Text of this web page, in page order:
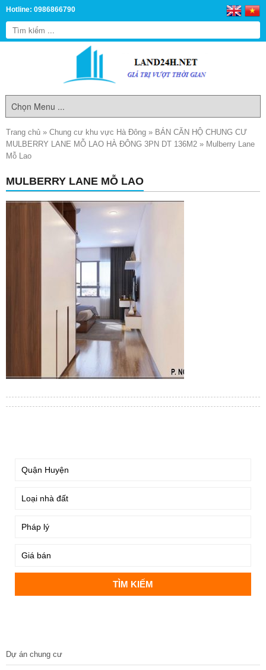
Hotline: 0986866790
Trang chủ » Chung cư khu vực Hà Đông » BÁN CĂN HỘ CHUNG CƯ
MULBERRY LANE MỖ LAO HÀ ĐÔNG 3PN DT 136M2 » Mulberry Lane
Mỗ Lao
MULBERRY LANE MỖ LAO
Dự án chung cư